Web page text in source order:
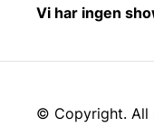
Vi har ingen
© Copyright. All